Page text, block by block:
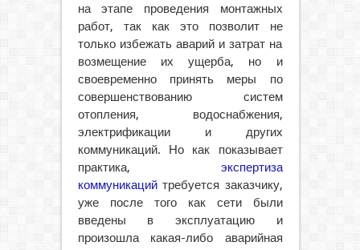
на этапе проведения монтажных
работ, так как это позволит не
только избежать аварий и затрат на
возмещение их ущерба, но и
своевременно принять меры по
совершенствованию систем
отопления, водоснабжения,
электрификации и других
коммуникаций. Но как показывает
практика, экспертиза
коммуникацийтребуется заказчику,
уже после того как сети были
введены в эксплуатацию и
произошла какая-либо аварийная